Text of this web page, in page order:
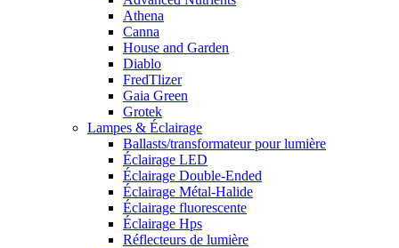
Athena
Canna
House and Garden
Diablo
FredTlizer
Gaia Green
Grotek
Lampes & Éclairage
Ballasts/transformateur pour lumière
Éclairage LED
Éclairage Double-Ended
Éclairage Métal-Halide
Éclairage fluorescente
Éclairage Hps
Réflecteurs de lumière